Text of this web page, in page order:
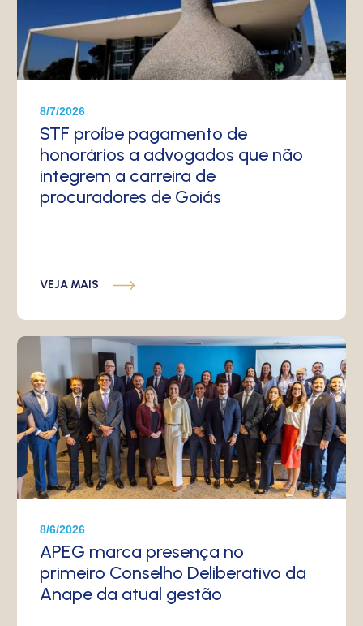
8/7/2026
STF proíbe pagamento de
honorários a advogados que não
integrem a carreira de
procuradores de Goiás
VEJA MAIS
8/6/2026
APEG marca presença no
primeiro Conselho Deliberativo da
Anape da atual gestão